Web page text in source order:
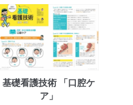
情報保護マネジメントシ
については以下までご連
ただきます。
基礎看護技術 「口腔ケ
ア」